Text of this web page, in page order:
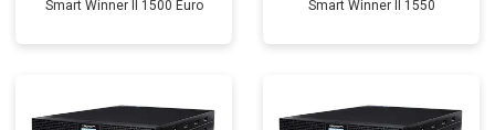
Smart Winner II 1500 Euro Smart Winner II 1550